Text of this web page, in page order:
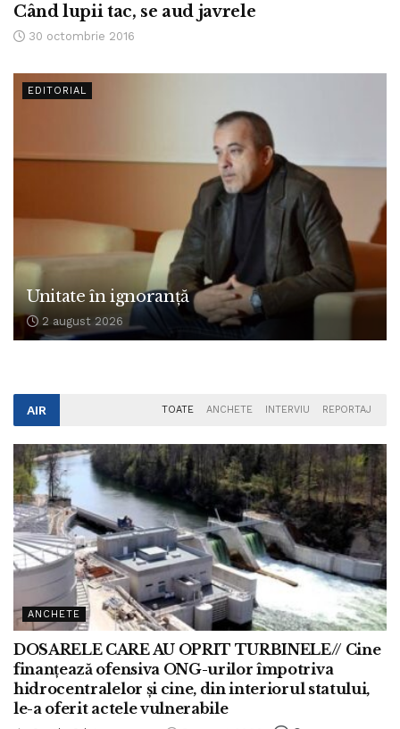
Când lupii tac, se aud javrele
30 octombrie 2016
EDITORIAL
Unitate în ignoranță
2 august 2026
AIR TOATE ANCHETE INTERVIU REPORTAJ
ANCHETE
DOSARELE CARE AU OPRIT TURBINELE// Cine
finanțează ofensiva ONG-urilor împotriva
hidrocentralelor și cine, din interiorul statului,
le-a oferit actele vulnerabile